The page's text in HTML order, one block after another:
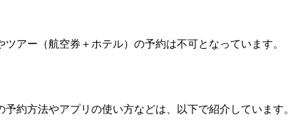
アー（航空券＋ホテル）の予約は不可となっています。
約方法やアプリの使い方などは、以下で紹介しています。